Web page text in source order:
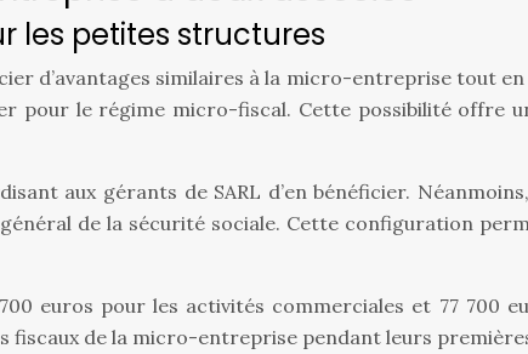
les petites structures
d’avantages similaires à la micro-entreprise tout en
pour le régime micro-fiscal. Cette possibilité offre
aux gérants de SARL d’en bénéficier.
de la sécurité sociale. Cette configuration
euros pour les activités commerciales et 77 700
fiscaux de la micro-entreprise pendant leurs